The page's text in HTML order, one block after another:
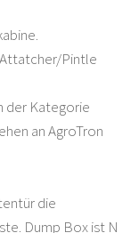
Pintle
der Kategorie
an AgroTron
die
Dump Box ist N